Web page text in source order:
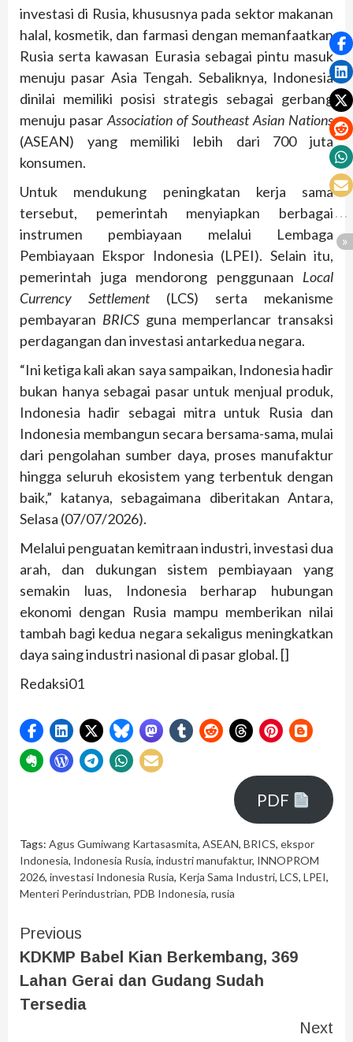
investasi di Rusia, khususnya pada sektor makanan
halal, kosmetik, dan farmasi dengan memanfaatkan
Rusia serta kawasan Eurasia sebagai pintu masuk
menuju pasar Asia Tengah. Sebaliknya, Indonesia
dinilai memiliki posisi strategis sebagai gerbang
menuju pasar Association of Southeast Asian Nations
(ASEAN) yang memiliki lebih dari 700 juta
konsumen.
Untuk mendukung peningkatan kerja sama
tersebut, pemerintah menyiapkan berbagai
instrumen pembiayaan melalui Lembaga
Pembiayaan Ekspor Indonesia (LPEI). Selain itu,
pemerintah juga mendorong penggunaan Local
Currency Settlement(LCS) serta mekanisme
pembayaran BRICSguna memperlancar transaksi
perdagangan dan investasi antarkedua negara.
“Ini ketiga kali akan saya sampaikan, Indonesia hadir
bukan hanya sebagai pasar untuk menjual produk,
Indonesia hadir sebagai mitra untuk Rusia dan
Indonesia membangun secara bersama-sama, mulai
dari pengolahan sumber daya, proses manufaktur
hingga seluruh ekosistem yang terbentuk dengan
baik,” katanya, sebagaimana diberitakan Antara,
Selasa (07/07/2026).
Melalui penguatan kemitraan industri, investasi dua
arah, dan dukungan sistem pembiayaan yang
semakin luas, Indonesia berharap hubungan
ekonomi dengan Rusia mampu memberikan nilai
tambah bagi kedua negara sekaligus meningkatkan
daya saing industri nasional di pasar global. []
Redaksi01
PDF
Tags: Agus Gumiwang Kartasasmita, ASEAN, BRICS, ekspor
Indonesia, Indonesia Rusia, industri manufaktur, INNOPROM
2026, investasi Indonesia Rusia, Kerja Sama Industri, LCS, LPEI,
Menteri Perindustrian, PDB Indonesia, rusia
Previous
KDKMP Babel Kian Berkembang, 369
Lahan Gerai dan Gudang Sudah
Tersedia
Next